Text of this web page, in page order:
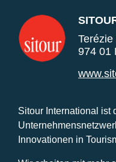
974 01
Sitour International ist
Innovationen in